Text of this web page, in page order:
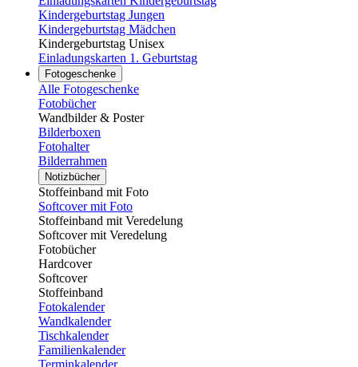
Kindergeburtstag Jungen
Kindergeburtstag Mädchen
Kindergeburtstag Unisex
Einladungskarten 1. Geburtstag
Fotogeschenke
Alle Fotogeschenke
Fotobücher
Wandbilder & Poster
Bilderboxen
Fotohalter
Bilderrahmen
Notizbücher
Stoffeinband mit Foto
Softcover mit Foto
Stoffeinband mit Veredelung
Softcover mit Veredelung
Fotobücher
Hardcover
Softcover
Stoffeinband
Fotokalender
Wandkalender
Tischkalender
Familienkalender
Terminkalender